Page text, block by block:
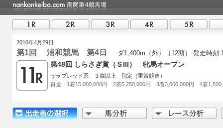
2010年4月29日
第1回 浦和競馬 第4日 ダ1,400m（外）（12頭） 発走時刻
第48回 しらさぎ賞（ＳIII） 牝馬オープン
サラブレッド系 ３歳以上 別定（重賞競走）
賞金 1着15,000,000円 2着5,250,000円 3着3,000,000円 4着